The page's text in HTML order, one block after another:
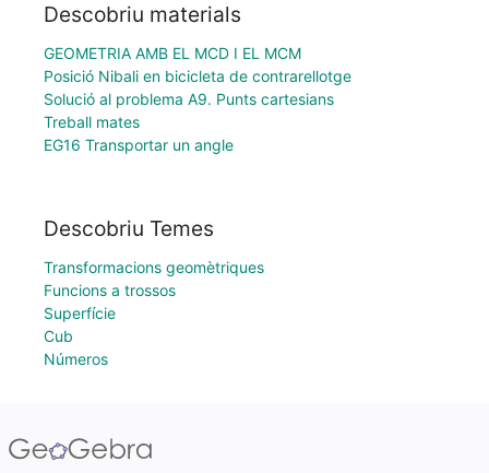
Descobriu materials
GEOMETRIA AMB EL MCD I EL MCM
Posició Nibali en bicicleta de contrarellotge
Solució al problema A9. Punts cartesians
Treball mates
EG16 Transportar un angle
Descobriu Temes
Transformacions geomètriques
Funcions a trossos
Superfície
Cub
Números